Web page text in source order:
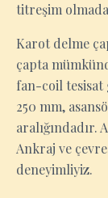
titreşim
Karot delme
çapta
fan-coil tesisat
250 mm,
aralığındadır.
Ankraj ve
deneyimliyiz.